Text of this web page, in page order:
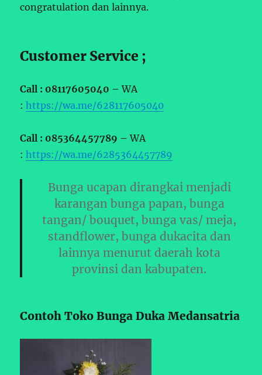
congratulation dan lainnya.
Customer Service ;
Call : 08117605040 –WA
:https://wa.me/628117605040
Call : 085364457789 –WA
:https://wa.me/6285364457789
Bunga ucapan dirangkai menjadi
karangan bunga papan, bunga
tangan/ bouquet, bunga vas/ meja,
standflower, bunga dukacita dan
lainnya menurut daerah kota
provinsi dan kabupaten.
Contoh Toko Bunga Duka Medansatria